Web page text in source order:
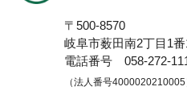
〒500-8570
岐阜市薮田南2丁目1
電話番号 058-272-
（法人番号4000020210005